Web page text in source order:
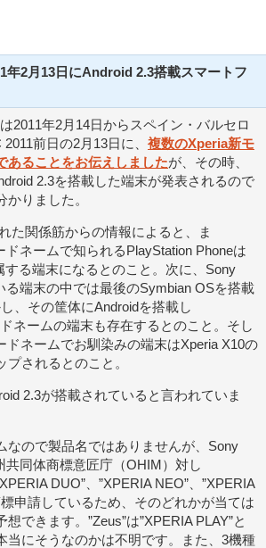
2月13日にAndroid 2.3搭載スマートフ
2011年2月14日からスペイン・バルセロ
前日の2月13日に、 複数のXperia新モ
あることをお伝えしましたが、その時、
2.3を搭載した端末が発表されるので
りました。
た関係筋からの情報によると、ま
ドネームで知られるPlayStation Phoneは
する端末になるとのこと。次に、Sony
る端末の中では最後のSymbian OSを搭載
、その筐体にAndroidを搭載し
ネームの端末も存在するとのこと。そし
ドネームでお馴染みの端末はXperia X10の
されるとのこと。
2.3が搭載されていると言われていま
なので製品名ではありませんが、Sony
共同体商標意匠庁（OHIM）対し
DUO”、”XPERIA NEO”、”XPERIA
申請しているため、そのどれかが当ては
できます。”Zeus”は”XPERIA PLAY”と
当にそうなのかは不明です。また、3機種